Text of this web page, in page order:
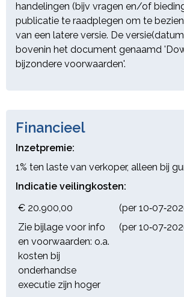
handelingen (bijv vragen en/of
publicatie te raadplegen om te
van een latere versie. De
bovenin het document genaamd
bijzondere voorwaarden'.
Financieel
Inzetpremie:
1% ten laste van verkoper, alleen bij
Indicatie veilingkosten:
€ 20.900,00
(per
Zie bijlage voor info
en voorwaarden: o.a.
kosten bij
onderhandse
executie zijn hoger
(per